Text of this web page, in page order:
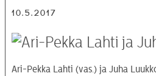
10.5.2017
Ari-Pekka Lahti (vas.) ja Juha